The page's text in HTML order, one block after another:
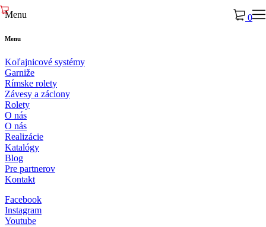
Menu
Menu
Koľajnicové systémy
Garniže
Rímske rolety
Závesy a záclony
Rolety
O nás
O nás
Realizácie
Katalógy
Blog
Pre partnerov
Kontakt
Facebook
Instagram
Youtube
0